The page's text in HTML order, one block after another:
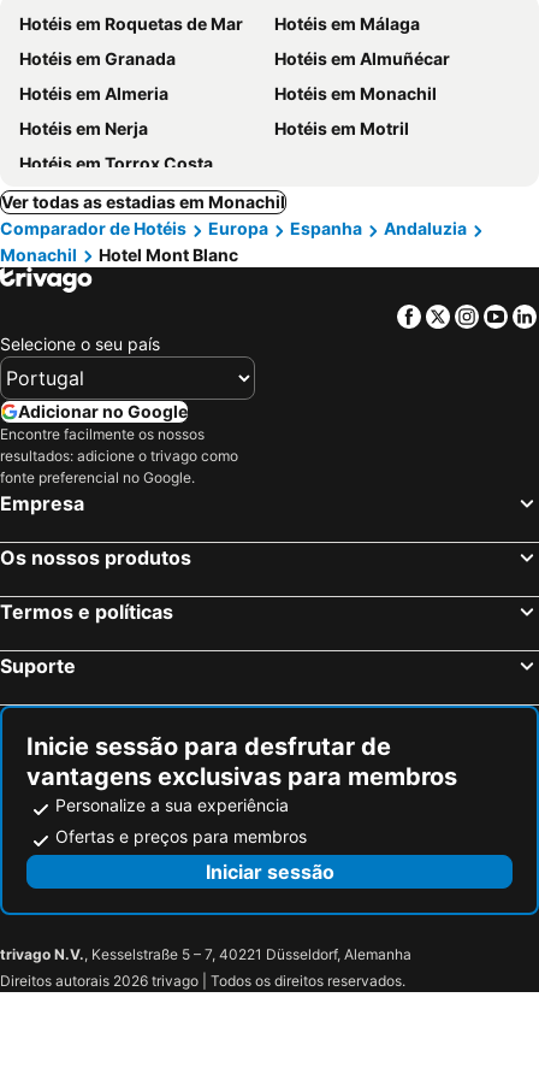
Hotéis em Roquetas de Mar
Hotéis em Málaga
Hotéis em Granada
Hotéis em Almuñécar
Hotéis em Almeria
Hotéis em Monachil
Hotéis em Nerja
Hotéis em Motril
Hotéis em Torrox Costa
Ver todas as estadias em Monachil
Comparador de Hotéis
Europa Espanha
Andaluzia
Monachil
Hotel Mont Blanc
Facebook
Twitter
Selecione o seu país
Adicionar no Google
Encontre facilmente os nossos
resultados: adicione o trivago como
fonte preferencial no Google.
Empresa
Os nossos produtos
Termos e políticas
Suporte
Inicie sessão para desfrutar de
vantagens exclusivas para membros
Personalize a sua experiência
Ofertas e preços para membros
Iniciar sessão
trivago N.V., Kesselstraße 5 – 7, 40221 Düsseldorf, Alemanha
Direitos autorais 2026 trivago | Todos os direitos reservados.